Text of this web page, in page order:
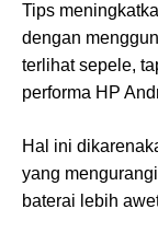
Tips
dengan
terlihat sepele,
performa HP
Hal ini
yang
baterai lebih